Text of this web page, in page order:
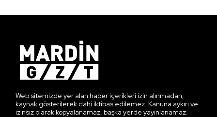
Web sitemizde yer alan haber içerikleri izin alınmadan,
kaynak gösterilerek dahi iktibas edilemez. Kanuna aykırı ve
izinsiz olarak kopyalanamaz, başka yerde yayınlanamaz.